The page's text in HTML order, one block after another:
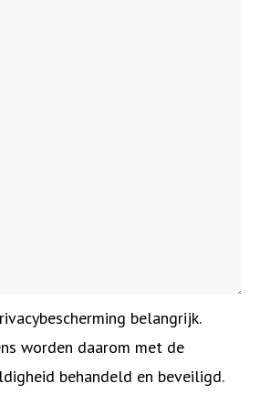
belangrijk.
worden daarom met de
behandeld en beveiligd.